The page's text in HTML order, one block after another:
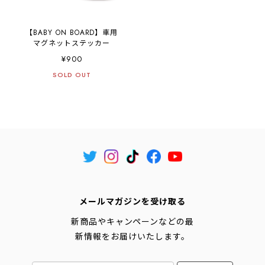
【BABY ON BOARD】車用
マグネットステッカー
¥900
SOLD OUT
メールマガジンを受け取る
新商品やキャンペーンなどの最
新情報をお届けいたします。